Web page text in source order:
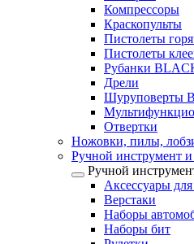
Компрессоры
Краскопульты
Пистолеты
Пистолеты
Рубанки
Дрели
Шуруповерты
Отвертки
Ножовки, пилы,
Ручной инструмент и
Ручной
Аксессуары
Верстаки
Наборы
Наборы бит